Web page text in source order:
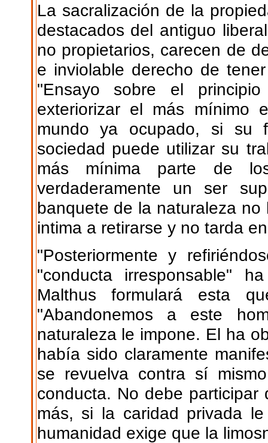
La sacralización de la
destacados del antiguo
no propietarios, carecen de
e inviolable derecho de
"Ensayo sobre el
exteriorizar el más mínimo
mundo ya ocupado, si su
sociedad puede utilizar su
más mínima parte de
verdaderamente un ser
banquete de la naturaleza
intima a retirarse y no tarda
"Posteriormente y
"conducta irresponsable"
Malthus formulará esta
"Abandonemos a este
naturaleza le impone. El ha
había sido claramente
se revuelva contra sí
conducta. No debe
más, si la caridad privada
humanidad exige que la